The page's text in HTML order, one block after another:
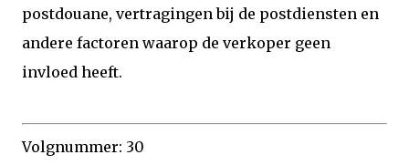
postdouane, vertragingen bij de postdiensten en
andere factoren waarop de verkoper geen
invloed heeft.
Volgnummer: 30